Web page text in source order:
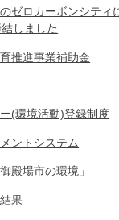
ゼロカーボンシティ
しました
推進事業補助金
(環境活動)登録制度
ントシステム
殿場市の環境」
果